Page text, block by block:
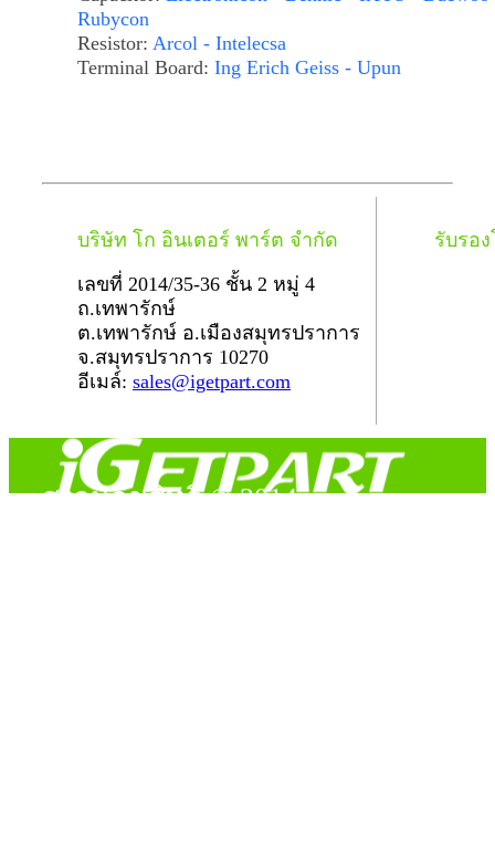
Rubycon
Resistor: Arcol - Intelecsa
Terminal Board: Ing Erich Geiss - Upun
บริษัท โก อินเตอร์ พาร์ต จำกัด
เลขที่ 2014/35-36 ชั้น 2 หมู่ 4
ถ.เทพารักษ์
ต.เทพารักษ์ อ.เมืองสมุทรปราการ
จ.สมุทรปราการ 10270
อีเมล์: sales@igetpart.com
รับรอ
สงวนลิขสิทธิ์ © 2014